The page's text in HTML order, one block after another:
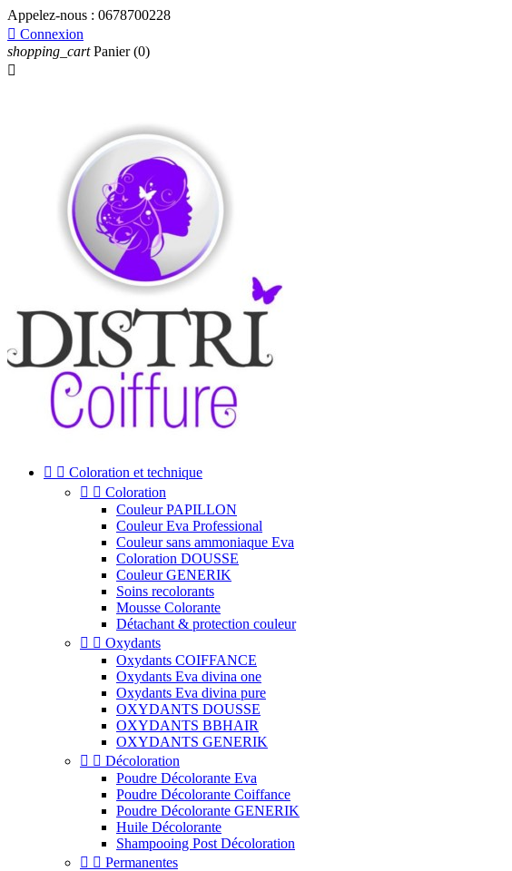
Appelez-nous : 0678700228
 Connexion
shopping_cart Panier (0)

  Coloration et technique
  Coloration
Couleur PAPILLON
Couleur Eva Professional
Couleur sans ammoniaque Eva
Coloration DOUSSE
Couleur GENERIK
Soins recolorants
Mousse Colorante
Détachant & protection couleur
  Oxydants
Oxydants COIFFANCE
Oxydants Eva divina one
Oxydants Eva divina pure
OXYDANTS DOUSSE
OXYDANTS BBHAIR
OXYDANTS GENERIK
  Décoloration
Poudre Décolorante Eva
Poudre Décolorante Coiffance
Poudre Décolorante GENERIK
Huile Décolorante
Shampooing Post Décoloration
  Permanentes